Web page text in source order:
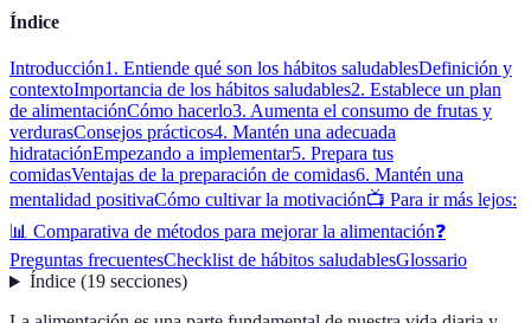
Índice
Introducción1. Entiende qué son los hábitos saludablesDefinición y
contextoImportancia de los hábitos saludables2. Establece un plan
de alimentaciónCómo hacerlo3. Aumenta el consumo de frutas y
verdurasConsejos prácticos4. Mantén una adecuada
hidrataciónEmpezando a implementar5. Prepara tus
comidasVentajas de la preparación de comidas6. Mantén una
mentalidad positivaCómo cultivar la motivación📺 Para ir más lejos:
📊 Comparativa de métodos para mejorar la alimentación❓
Preguntas frecuentesChecklist de hábitos saludablesGlossario
Índice(19 secciones)